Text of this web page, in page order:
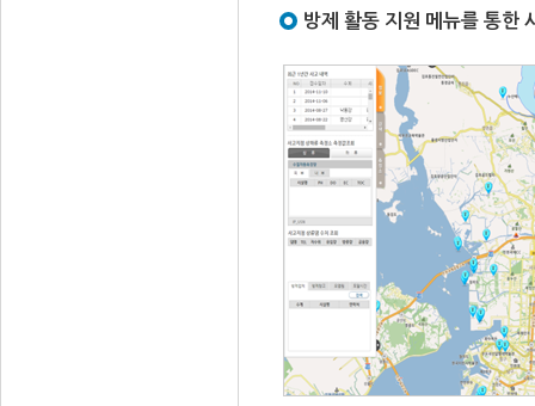
방제 활동 지원 메뉴를 통한